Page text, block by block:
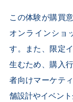
この体験が購買
オンラインショ
す。また、限定
生むため、購入
者向けマーケテ
舗設計やイベント